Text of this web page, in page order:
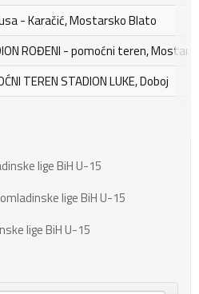
- Karačić, Mostarsko Blato
ROĐENI - pomoćni teren, Mostar
TEREN STADION LUKE, Doboj
lige BiH U-15
lige BiH U-15
lige BiH U-15